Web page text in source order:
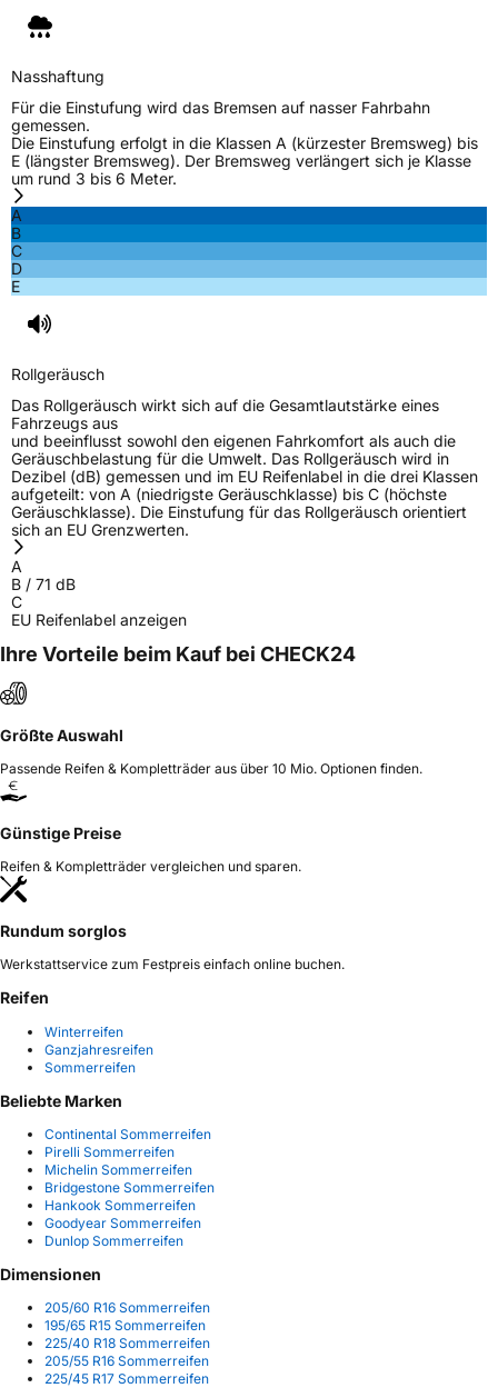
Zustand
VerstärktXL
EU Label
EffizienzC
Fahrzeugklasse
3PMSF / Schneeflockensymbol / Alpine-Symbol
EPREL ID724704
Allgemeine Produktsicherheit (GPSR)
Nasshaftung
Für die Einstufung wird das Bremsen auf nasser Fahrbahn
gemessen.
Die Einstufung erfolgt in die Klassen A (kürzester Bremsweg) bis
E (längster Bremsweg). Der Bremsweg verlängert sich je Klasse
um rund 3 bis 6 Meter.
A
B
C
D
E
Rollgeräusch
Das Rollgeräusch wirkt sich auf die Gesamtlautstärke eines
Fahrzeugs aus
und beeinflusst sowohl den eigenen Fahrkomfort als auch die
Geräuschbelastung für die Umwelt. Das Rollgeräusch wird in
Dezibel (dB) gemessen und im EU Reifenlabel in die drei Klassen
aufgeteilt: von A (niedrigste Geräuschklasse) bis C (höchste
Geräuschklasse). Die Einstufung für das Rollgeräusch orientiert
sich an EU Grenzwerten.
A
B / 71 dB
C
EU Reifenlabel anzeigen
Ihre Vorteile beim Kauf bei CHECK24
Größte Auswahl
Passende Reifen & Kompletträder aus über 10 Mio. Optionen finden.
Günstige Preise
Reifen & Kompletträder vergleichen und sparen.
Rundum sorglos
Werkstattservice zum Festpreis einfach online buchen.
Reifen
Winterreifen
Ganzjahresreifen
Sommerreifen
Beliebte Marken
Continental Sommerreifen
Pirelli Sommerreifen
Michelin Sommerreifen
Bridgestone Sommerreifen
Hankook Sommerreifen
Goodyear Sommerreifen
Dunlop Sommerreifen
Dimensionen
205/60 R16 Sommerreifen
195/65 R15 Sommerreifen
225/40 R18 Sommerreifen
205/55 R16 Sommerreifen
225/45 R17 Sommerreifen